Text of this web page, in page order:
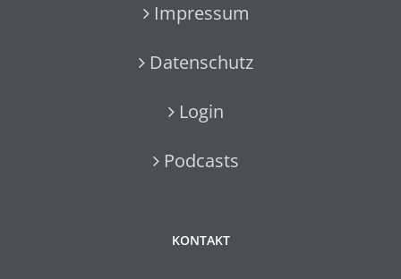
Impressum
Datenschutz
Login
Podcasts
KONTAKT